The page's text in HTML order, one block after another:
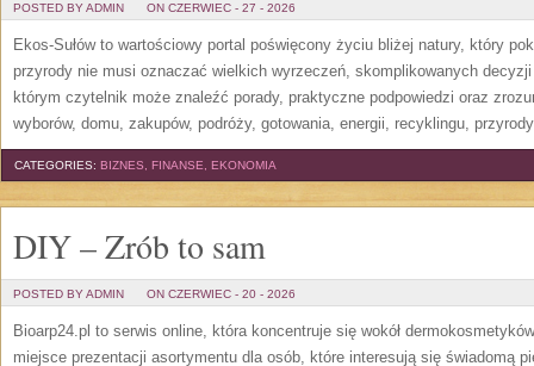
POSTED BY ADMIN ON CZERWIEC - 27 - 2026
Ekos-Sułów to wartościowy portal poświęcony życiu bliżej natury, który
przyrody nie musi oznaczać wielkich wyrzeczeń, skomplikowanych
którym czytelnik może znaleźć porady, praktyczne podpowiedzi oraz
wyborów, domu, zakupów, podróży, gotowania, energii, recyklingu,
CATEGORIES: BIZNES, FINANSE, EKONOMIA
DIY – Zrób to sam
POSTED BY ADMIN ON CZERWIEC - 20 - 2026
Bioarp24.pl to serwis online, która koncentruje się wokół
miejsce prezentacji asortymentu dla osób, które interesują się świadomą